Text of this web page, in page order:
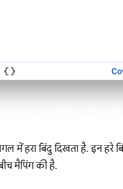
में हरा बिंदु दिखता है. इन हरे
मैपिंग की है.